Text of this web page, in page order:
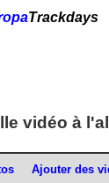
Trackdays
vidéo à
Ajouter des